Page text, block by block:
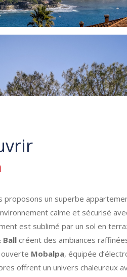
proposons un superbe
calme et sécurisé
est sublimé par un sol en
Ballcréent des ambiances
ouverte Mobalpa, équipée
offrent un univers chaleureux